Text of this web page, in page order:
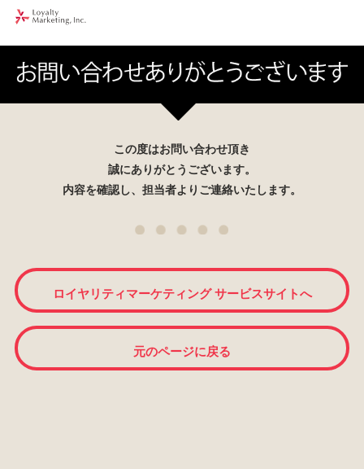
この度はお問い合わせ頂き
誠にありがとうございます。
内容を確認し、担当者よりご連絡いたします。
ロイヤリティマーケティング サービスサイトへ
元のページに戻る